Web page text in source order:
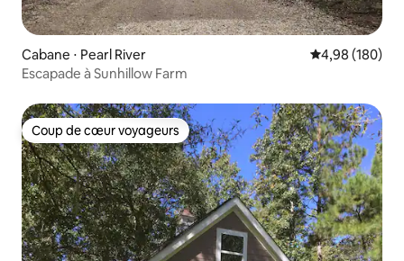
Cabane ⋅ Pearl River Évaluation
4,98 (180)
Escapade à Sunhillow Farm
Coup de cœur voyageurs
Coup de cœur voyageurs